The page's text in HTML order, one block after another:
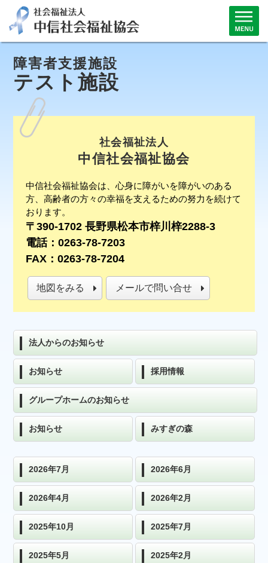
障害者支援施設
テスト施設
社会福祉法人
中信社会福祉協会
中信社会福祉協会は、心身に障がいを障がいのある
方、高齢者の方々の幸福を支えるための努力を続けて
おります。
〒390-1702 長野県松本市梓川梓2288-3
電話：0263-78-7203
FAX：0263-78-7204
地図をみる メールで問い合せ
法人からのお知らせ
お知らせ 採用情報
グループホームのお知らせ
お知らせ みすぎの森
2026年7月 2026年6月
2026年4月 2026年2月
2025年10月 2025年7月
2025年5月 2025年2月